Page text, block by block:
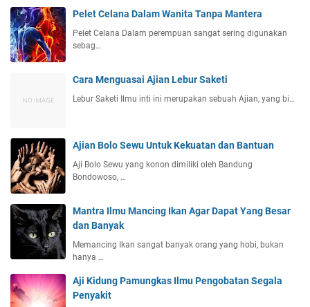
Pelet Celana Dalam Wanita Tanpa Mantera
Pelet Celana Dalam perempuan sangat sering digunakan
sebag…
Cara Menguasai Ajian Lebur Saketi
Lebur Saketi Ilmu inti ini merupakan sebuah Ajian, yang bi…
Ajian Bolo Sewu Untuk Kekuatan dan Bantuan
Aji Bolo Sewu yang konon dimiliki oleh Bandung
Bondowoso, …
Mantra Ilmu Mancing Ikan Agar Dapat Yang Besar
dan Banyak
Memancing Ikan sangat banyak orang yang hobi, bukan
hanya …
Aji Kidung Pamungkas Ilmu Pengobatan Segala
Penyakit